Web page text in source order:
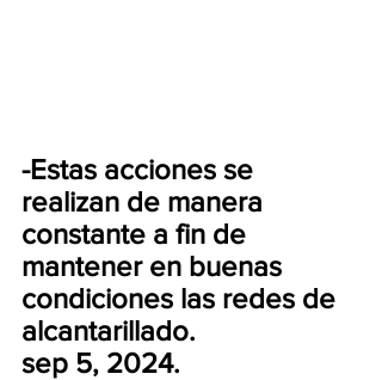
-Estas acciones se
realizan de manera
constante a fin de
mantener en buenas
condiciones las redes de
alcantarillado.
sep 5, 2024.